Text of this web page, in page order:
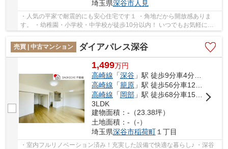
埼玉県深谷市人見
・人気の平家で耐震的にも安心住宅です１ ・角地だから開放感ありま
す。 ・幼稚園・小学校・中学校が徒歩10分以内！ いつでもお気軽にお
売買 | 中古マンション
ダイアパレス深谷
1,499万円
高崎線 「深谷」駅 徒歩9分車4分 1.0km
高崎線 「籠原」駅 徒歩56分車12分 5.0km
高崎線 「岡部」駅 徒歩68分車15分 6.0km
3LDK
建物面積：-（23.38坪）
土地面積：-（-）
埼玉県深谷市稲荷町１丁目
・室内フルリノベーション済み！充実した設備で快適な暮らし♪ ・深谷